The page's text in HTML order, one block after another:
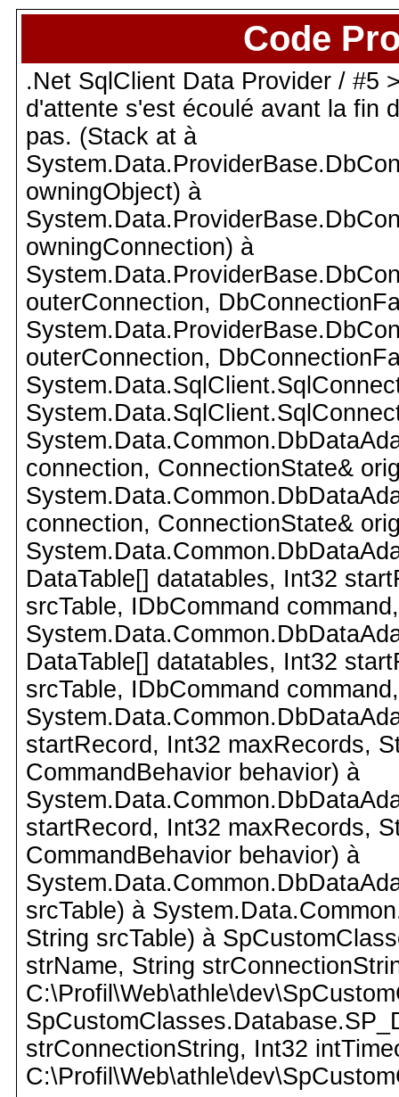
Code
.Net SqlClient Data Provider / #5
d'attente s'est écoulé avant la fin
pas. (Stack at à
owningObject) à
owningConnection) à
outerConnection,
outerConnection,
connection, ConnectionState&
connection, ConnectionState&
DataTable[] datatables, Int32
srcTable, IDbCommand
DataTable[] datatables, Int32
srcTable, IDbCommand
startRecord, Int32 maxRecords,
CommandBehavior behavior) à
startRecord, Int32 maxRecords,
CommandBehavior behavior) à
srcTable) à
String srcTable) à
strName, String
strConnectionString, Int32